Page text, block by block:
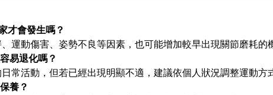
才會發生嗎？
運動傷害、姿勢不良等因素，也可能增加較早出現關節磨耗的
易退化嗎？
常活動，但若已經出現明顯不適，建議依個人狀況調整運動方
養？